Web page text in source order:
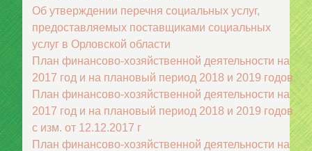
Об утверждении перечня социальных услуг,
предоставляемых поставщиками социальных
услуг в Орловской области
План финансово-хозяйственной деятельности на
2017 год и на плановый период 2018 и 2019 годов
План финансово-хозяйственной деятельности на
2017 год и на плановый период 2018 и 2019 годов
с изм. от 12.12.2017 г
План финансово-хозяйственной деятельности на